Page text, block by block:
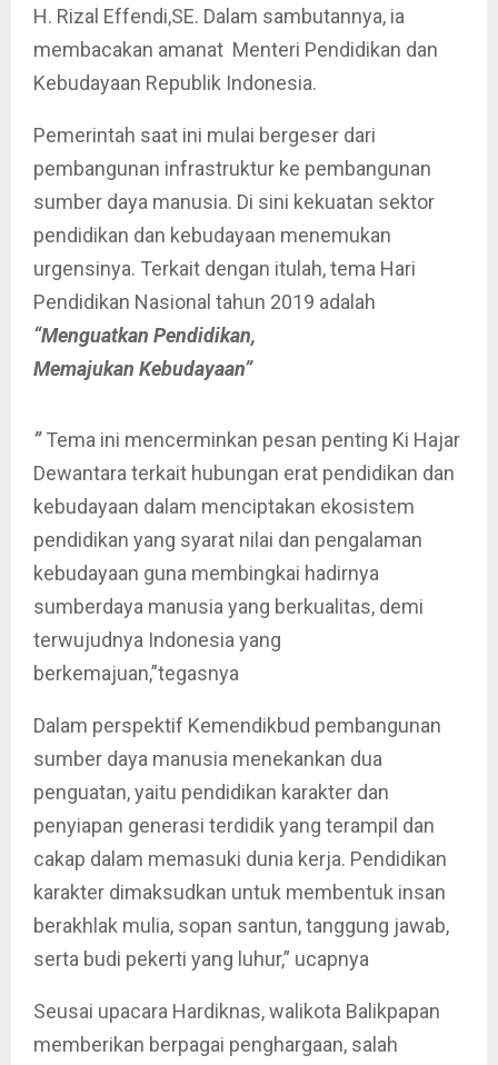
H. Rizal Effendi,SE. Dalam sambutannya, ia
membacakan amanat ‎ Menteri Pendidikan dan
Kebudayaan Republik Indonesia.
Pemerintah saat ini mulai bergeser dari
pembangunan infrastruktur ke pembangunan
sumber daya manusia. Di sini kekuatan sektor
pendidikan dan kebudayaan menemukan
urgensinya. Terkait dengan itulah, tema Hari
Pendidikan Nasional tahun 2019 adalah
“Menguatkan Pendidikan,
Memajukan Kebudayaan”
”Tema ini mencerminkan pesan penting Ki Hajar
Dewantara terkait hubungan erat pendidikan dan
kebudayaan dalam menciptakan ekosistem
pendidikan yang syarat nilai dan pengalaman
kebudayaan guna membingkai hadirnya
sumberdaya manusia yang berkualitas, demi
terwujudnya Indonesia yang
berkemajuan,”tegasnya
Dalam perspektif Kemendikbud pembangunan
sumber daya manusia menekankan dua
penguatan, yaitu pendidikan karakter dan
penyiapan generasi terdidik yang terampil dan
cakap dalam memasuki dunia kerja. Pendidikan
karakter dimaksudkan untuk membentuk insan
berakhlak mulia, sopan santun, tanggung jawab,
serta budi pekerti yang luhur,” ucapnya
Seusai upacara Hardiknas, walikota Balikpapan
memberikan berpagai penghargaan, salah